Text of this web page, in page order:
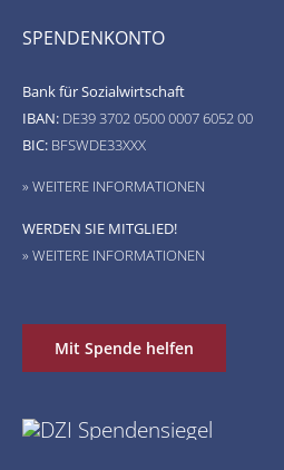
SPENDENKONTO
Bank für Sozialwirtschaft
IBAN:DE39 3702 0500 0007 6052 00
BIC: BFSWDE33XXX
» WEITERE INFORMATIONEN
WERDEN SIE MITGLIED!
» WEITERE INFORMATIONEN
Mit Spende helfen